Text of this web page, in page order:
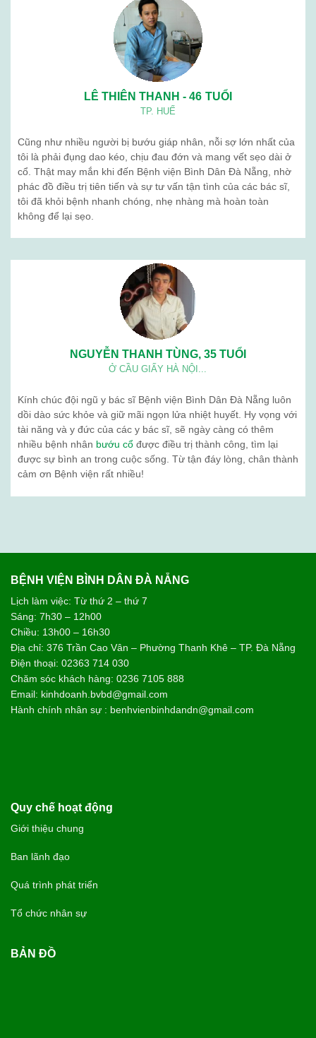
LÊ THIÊN THANH - 46 TUỔI
TP. HUẾ
Cũng như nhiều người bị bướu giáp nhân, nỗi sợ lớn nhất của
tôi là phải đụng dao kéo, chịu đau đớn và mang vết sẹo dài ở
cổ. Thật may mắn khi đến Bệnh viện Bình Dân Đà Nẵng, nhờ
phác đồ điều trị tiên tiến và sự tư vấn tận tình của các bác sĩ,
tôi đã khỏi bệnh nhanh chóng, nhẹ nhàng mà hoàn toàn
không để lại sẹo.
NGUYỄN THANH TÙNG, 35 TUỔI
Ở CẦU GIẤY HÀ NỘI...
Kính chúc đội ngũ y bác sĩ Bệnh viện Bình Dân Đà Nẵng luôn
dồi dào sức khỏe và giữ mãi ngọn lửa nhiệt huyết. Hy vọng với
tài năng và y đức của các y bác sĩ, sẽ ngày càng có thêm
nhiều bệnh nhân bướu cổ được điều trị thành công, tìm lại
được sự bình an trong cuộc sống. Từ tận đáy lòng, chân thành
cảm ơn Bệnh viện rất nhiều!
BỆNH VIỆN BÌNH DÂN ĐÀ NẴNG
Lịch làm việc: Từ thứ 2 – thứ 7
Sáng: 7h30 – 12h00
Chiều: 13h00 – 16h30
Địa chỉ: 376 Trần Cao Vân – Phường Thanh Khê – TP. Đà Nẵng
Điện thoại: 02363 714 030
Chăm sóc khách hàng: 0236 7105 888
Email: kinhdoanh.bvbd@gmail.com
Hành chính nhân sự : benhvienbinhdandn@gmail.com
Quy chế hoạt động
Giới thiệu chung
Ban lãnh đạo
Quá trình phát triển
Tổ chức nhân sự
BẢN ĐỒ